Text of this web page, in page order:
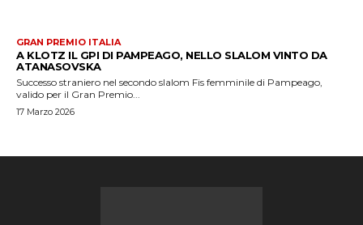
GRAN PREMIO ITALIA
A KLOTZ IL GPI DI PAMPEAGO, NELLO SLALOM VINTO DA
ATANASOVSKA
Successo straniero nel secondo slalom Fis femminile di Pampeago,
valido per il Gran Premio...
17 Marzo 2026